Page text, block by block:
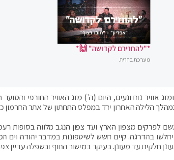
*"להחזירם לקדושה" 🙌*
מערכת בחזית
אוויר נוח ונעים, היום (ה') מזג האוויר החורפי
הלילה האחרון ירד במפלס התחתון של אתר החרמון כ-20 ס"מ
לפרקים מצפון הארץ ועד צפון הנגב מלווה בסופות
בהדרגה. קיים חשש לשיטפונות במדבר יהודה
חלקית עד מעונן. בעיקר במישור החוף ובשפלה עדיין